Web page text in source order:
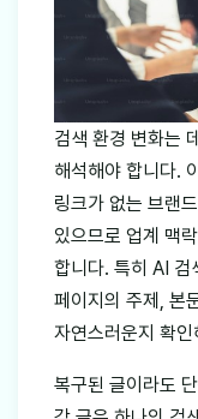
검색 환경 변화는
해석해야 합니다.
링크가 없는 브랜
있으므로 업계 맥
합니다. 특히 AI 검
페이지의 주제, 본
자연스러운지 확
복구된 글이라도